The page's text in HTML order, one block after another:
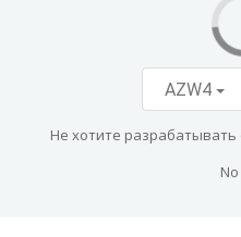
AZW4
Не хотите разрабатывать